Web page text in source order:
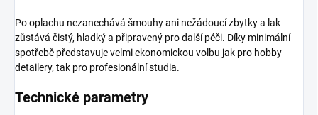
Po oplachu nezanechává šmouhy ani nežádoucí zbytky a lak
zůstává čistý, hladký a připravený pro další péči. Díky minimální
spotřebě představuje velmi ekonomickou volbu jak pro hobby
detailery, tak pro profesionální studia.
Technické parametry